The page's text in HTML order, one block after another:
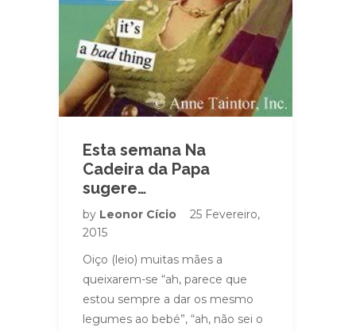
Esta semana Na
Cadeira da Papa
sugere…
by Leonor Cício
25 Fevereiro,
2015
Oiço (leio) muitas mães a
queixarem-se “ah, parece que
estou sempre a dar os mesmo
legumes ao bebé”, “ah, não sei o